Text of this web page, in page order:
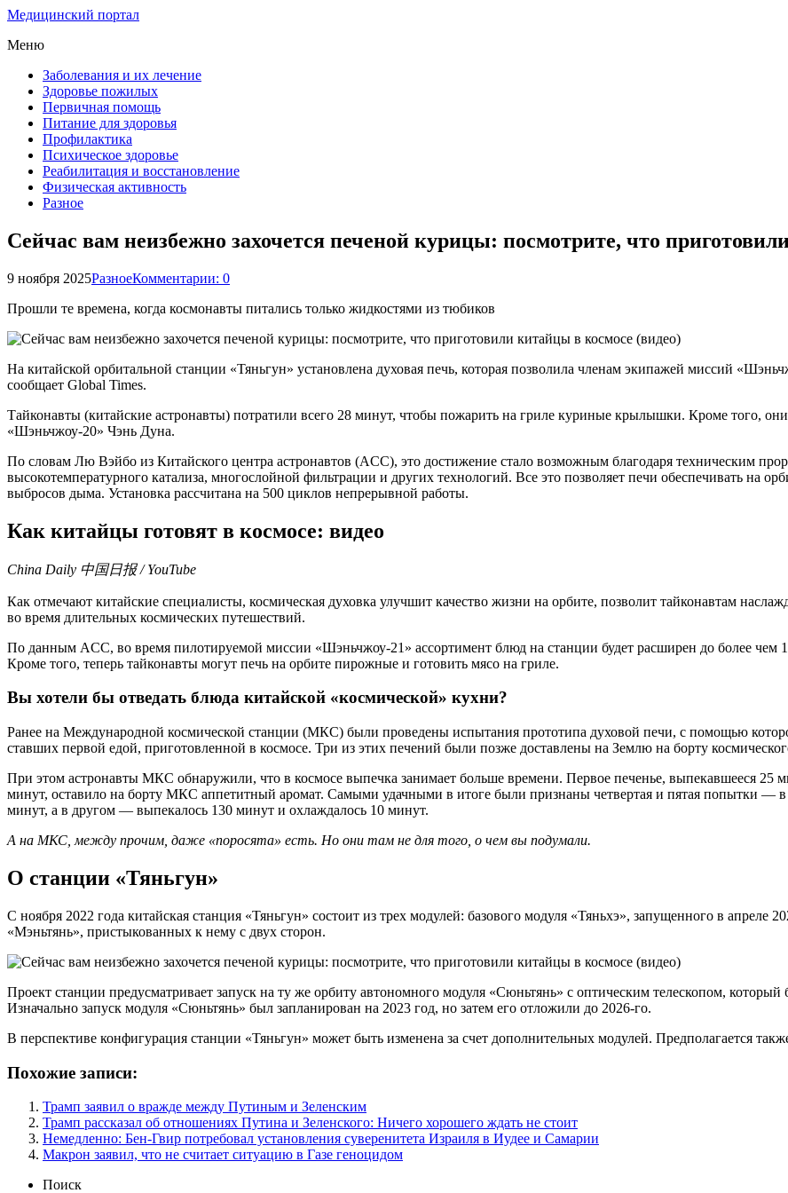
Медицинский портал
Меню
Заболевания и их лечение
Здоровье пожилых
Первичная помощь
Питание для здоровья
Профилактика
Психическое здоровье
Реабилитация и восстановление
Физическая активность
Разное
Сейчас вам неизбежно захочется печеной курицы: посмотрите, что
9 ноября 2025РазноеКомментарии: 0
Прошли те времена, когда космонавты питались только жидкостями из тюбиков
На китайской орбитальной станции «Тяньгун» установлена духовая печь, которая позволила членам экипажей миссий
сообщает Global Times.
Тайконавты (китайские астронавты) потратили всего 28 минут, чтобы пожарить на гриле куриные крылышки. Кроме того,
«Шэньчжоу-20» Чэнь Дуна.
По словам Лю Вэйбо из Китайского центра астронавтов (ACC), это достижение стало возможным благодаря техническим
высокотемпературного катализа, многослойной фильтрации и других технологий. Все это позволяет печи обеспечивать на
выбросов дыма. Установка рассчитана на 500 циклов непрерывной работы.
Как китайцы готовят в космосе: видео
China Daily 中国日报 / YouTube
Как отмечают китайские специалисты, космическая духовка улучшит качество жизни на орбите, позволит тайконавтам
во время длительных космических путешествий.
По данным ACC, во время пилотируемой миссии «Шэньчжоу-21» ассортимент блюд на станции будет расширен до более
Кроме того, теперь тайконавты могут печь на орбите пирожные и готовить мясо на гриле.
Вы хотели бы отведать блюда китайской «космической» кухни?
Ранее на Международной космической станции (МКС) были проведены испытания прототипа духовой печи, с помощью
ставших первой едой, приготовленной в космосе. Три из этих печений были позже доставлены на Землю на борту
При этом астронавты МКС обнаружили, что в космосе выпечка занимает больше времени. Первое печенье, выпекавшееся 25
минут, оставило на борту МКС аппетитный аромат. Самыми удачными в итоге были признаны четвертая и пятая попытки —
минут, а в другом — выпекалось 130 минут и охлаждалось 10 минут.
А на МКС, между прочим, даже «поросята» есть. Но они там не для того, о чем вы подумали.
О станции «Тяньгун»
С ноября 2022 года китайская станция «Тяньгун» состоит из трех модулей: базового модуля «Тяньхэ», запущенного в апреле
«Мэньтянь», пристыкованных к нему с двух сторон.
Проект станции предусматривает запуск на ту же орбиту автономного модуля «Сюньтянь» с оптическим телескопом,
Изначально запуск модуля «Сюньтянь» был запланирован на 2023 год, но затем его отложили до 2026-го.
В перспективе конфигурация станции «Тяньгун» может быть изменена за счет дополнительных модулей. Предполагается
Похожие записи:
Трамп заявил о вражде между Путиным и Зеленским
Трамп рассказал об отношениях Путина и Зеленского: Ничего хорошего ждать не стоит
Немедленно: Бен-Гвир потребовал установления суверенитета Израиля в Иудее и Самарии
Макрон заявил, что не считает ситуацию в Газе геноцидом
Поиск